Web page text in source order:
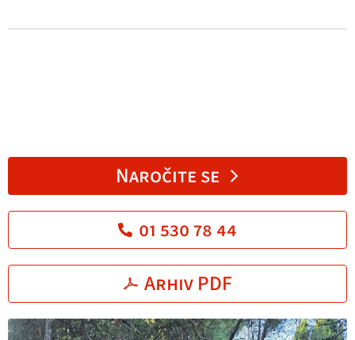
Naročite se
01 530 78 44
Arhiv PDF